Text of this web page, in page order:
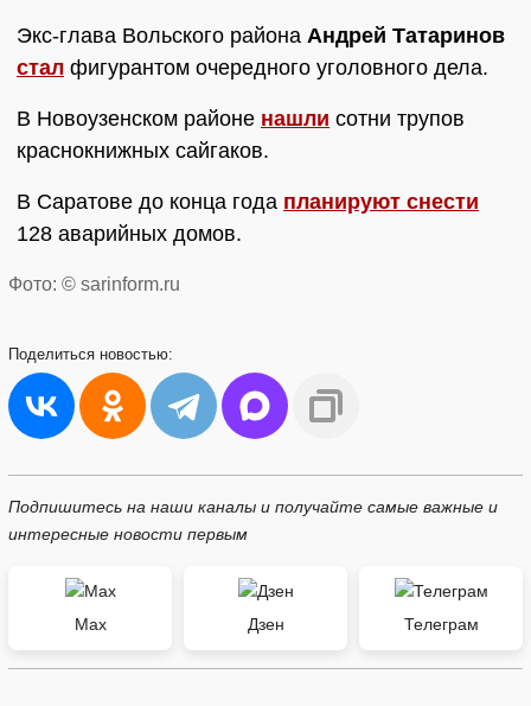
Экс-глава Вольского района Андрей Татаринов
стал фигурантом очередного уголовного дела.
В Новоузенском районе нашли сотни трупов
краснокнижных сайгаков.
В Саратове до конца года планируют снести
128 аварийных домов.
Фото: © sarinform.ru
Поделиться новостью:
Подпишитесь на наши каналы и получайте самые важные и
интересные новости первым
Max Дзен Телеграм